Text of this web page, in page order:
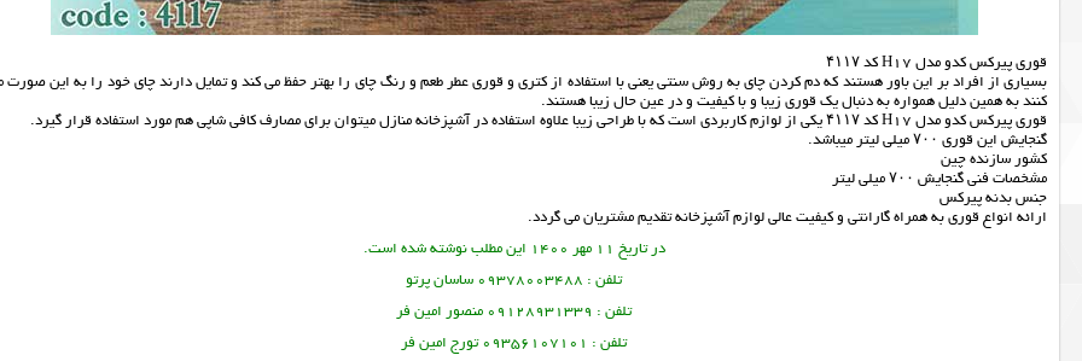
قوری پیرکس کدو مدل H17 کد ۴۱۱۷
بسیاری از افراد بر این باور هستند که دم کردن چای به روش سنتی یعنی با استفاده از کتری و قوری عطر طعم و رنگ چای را بهتر حفظ می کند و تمایل دارند چای خود را به این صورت
کنند به همین دلیل همواره به دنبال یک قوری زیبا و با کیفیت و در عین حال زیبا هستند.
قوری پیرکس کدو مدل H17 کد ۴۱۱۷ یکی از لوازم کاربردی است که با طراحی زیبا علاوه استفاده در آشپزخانه منازل میتوان برای مصارف کافی شاپی هم مورد استفاده قرار گیرد.
گنجایش این قوری ۷۰۰ میلی لیتر میباشد.
کشور سازنده چین
مشخصات فنی گنجایش ۷۰۰ میلی لیتر
جنس بدنه پیرکس
ارائه انواع قوریبه همراه گارانتی و کیفیت عالیلوازم آشپزخانهتقدیم مشتریان می گردد.
در تاریخ 11 مهر 1400 این مطلب نوشته شده است.
تلفن : 09378003488 ساسان پرتو
تلفن : 09128931339 منصور امین فر
تلفن : 09356107101 تورج امین فر